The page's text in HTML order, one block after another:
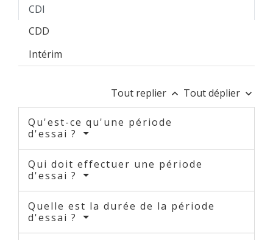
CDI
CDD
Intérim
Tout replier keyboard_arrow_up Tout déplier keyboard_arrow_down
Qu'est-ce qu'une période
d'essai ?
Qui doit effectuer une période
d'essai ?
Quelle est la durée de la période
d'essai ?